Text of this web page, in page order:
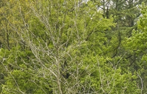
Plus